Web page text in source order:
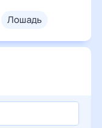
лошадь